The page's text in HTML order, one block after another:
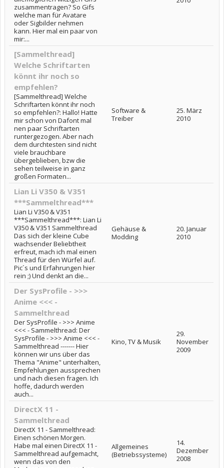
zusammentragen? So Gifs
welche man für Avatare
oder Sigbilder nehmen
kann. Hier mal ein paar von
mir:...
[Sammelthread]
Welche Schriftarten
könnt ihr noch so
empfehlen?
[Sammelthread] Welche
Schriftarten könnt ihr noch
so empfehlen?: Hallo! Hatte
mir schon von Dafont mal
nen paar Schriftarten
runtergezogen. Aber nach
dem durchtesten sind nicht
viele brauchbare
übergeblieben, bzw die
sehen teilweise in ganz
großen Formaten...
Software &
Treiber
25. März
2010
Lian Li V350 & V351
***Sammelthread***
Lian Li V350 & V351
***Sammelthread***: Lian Li
V350 & V351 Sammelthread
Das sich der kleine Cube
wachsender Beliebtheit
erfreut, mach ich mal einen
Thread für den Würfel auf.
Pic´s und Erfahrungen hier
rein ;) Und denkt an die...
Gehäuse &
Modding
20. Januar
2010
Der SysProfile - >>>
Anime <<< -
Sammelthread
Der SysProfile - >>> Anime
<<< - Sammelthread: Der
SysProfile - >>> Anime <<< -
Sammelthread ------- Hier
können wir uns über das
Thema "Anime" unterhalten,
Empfehlungen aussprechen
und nach diesen fragen. Ich
hoffe, dadurch werden
auch...
Kino, TV & Musik
29.
November
2009
DirectX 11 -
Sammelthread
DirectX 11 - Sammelthread:
Einen schönen Morgen.
Habe mal einen DirectX 11 -
Sammelthread aufgemacht,
wenn das von den
Allgemeines
(Betriebssysteme)
14.
Dezember
2008